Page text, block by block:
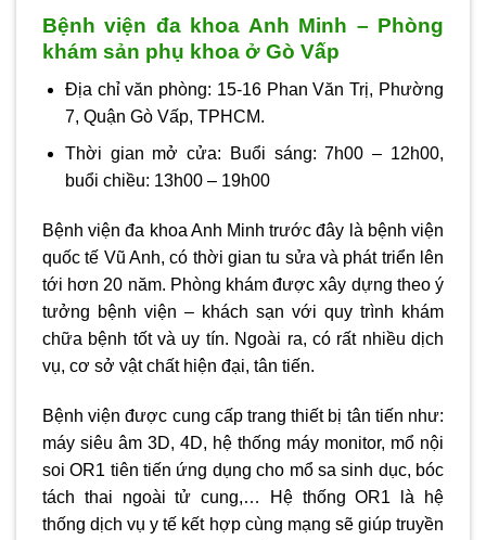
Bệnh viện đa khoa Anh Minh – Phòng
khám sản phụ khoa ở Gò Vấp
Địa chỉ văn phòng: 15-16 Phan Văn Trị, Phường
7, Quận Gò Vấp, TPHCM.
Thời gian mở cửa: Buổi sáng: 7h00 – 12h00,
buổi chiều: 13h00 – 19h00
Bệnh viện đa khoa Anh Minh trước đây là bệnh viện
quốc tế Vũ Anh, có thời gian tu sửa và phát triển lên
tới hơn 20 năm. Phòng khám được xây dựng theo ý
tưởng bệnh viện – khách sạn với quy trình khám
chữa bệnh tốt và uy tín. Ngoài ra, có rất nhiều dịch
vụ, cơ sở vật chất hiện đại, tân tiến.
Bệnh viện được cung cấp trang thiết bị tân tiến như:
máy siêu âm 3D, 4D, hệ thống máy monitor, mổ nội
soi OR1 tiên tiến ứng dụng cho mổ sa sinh dục, bóc
tách thai ngoài tử cung,… Hệ thống OR1 là hệ
thống dịch vụ y tế kết hợp cùng mạng sẽ giúp truyền